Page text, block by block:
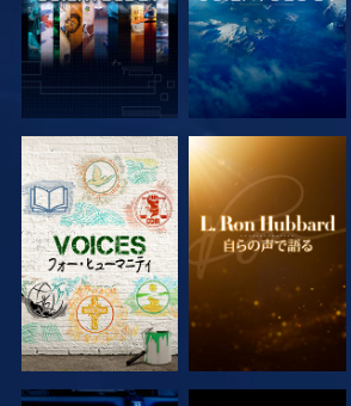
シリーズを探求 シリーズを探求